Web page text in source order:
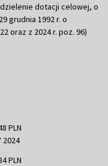
dotacji celowej, o
grudnia 1992 r. o
oraz z 2024 r. poz. 96)
PLN
2024
PLN